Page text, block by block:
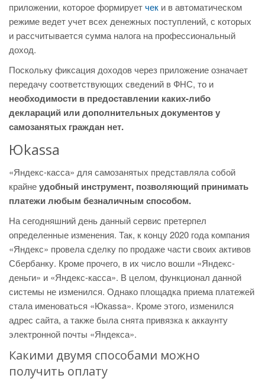
приложении, которое формируетчек и в автоматическом
режиме ведет учет всех денежных поступлений, с которых
и рассчитывается сумма налога на профессиональный
доход.
Поскольку фиксация доходов через приложение означает
передачу соответствующих сведений в ФНС, то и
необходимости в предоставлении каких-либо
деклараций или дополнительных документов у
самозанятых граждан нет.
Юkassa
«Яндекс-касса» для самозанятых представляла собой
крайнеудобный инструмент, позволяющий принимать
платежи любым безналичным способом.
На сегодняшний день данный сервис претерпел
определенные изменения. Так, к концу 2020 года компания
«Яндекс» провела сделку по продаже части своих активов
Сбербанку. Кроме прочего, в их число вошли «Яндекс-
деньги» и «Яндекс-касса». В целом, функционал данной
системы не изменился. Однако площадка приема платежей
стала именоваться «Юкаssa». Кроме этого, изменился
адрес сайта, а также была снята привязка к аккаунту
электронной почты «Яндекса».
Какими двумя способами можно
получить оплату